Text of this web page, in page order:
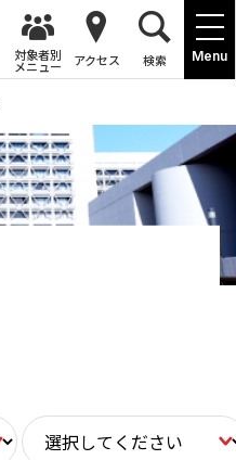
Menu
対象者別
メニュー アクセス 検索